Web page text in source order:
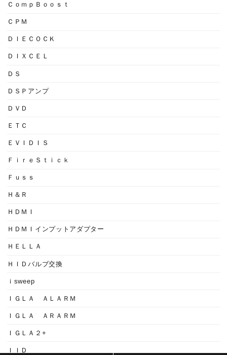
ＣｏｍｐＢｏｏｓｔ
ＣＰＭ
ＤＩＥＣＯＣＫ
ＤＩＸＣＥＬ
ＤＳ
ＤＳＰアンプ
ＤＶＤ
ＥＴＣ
ＥＶＩＤＩＳ
ＦｉｒｅＳｔｉｃｋ
Ｆｕｓｓ
Ｈ＆Ｒ
ＨＤＭＩ
ＨＤＭＩインプットアダプター
ＨＥＬＬＡ
ＨＩＤバルブ交換
ｉsweep
ＩＧＬＡ ＡＬＡＲＭ
ＩＧＬＡ ＡＲＡＲＭ
ＩＧＬＡ２+
ＩＩＤ